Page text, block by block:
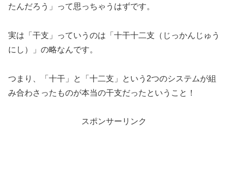
たんだろう」って思っちゃうはずです。
実は「干支」っていうのは「十干十二支（じっかんじゅう
にし）」の略なんです。
つまり、「十干」と「十二支」という2つのシステムが組
み合わさったものが本当の干支だったということ！
スポンサーリンク